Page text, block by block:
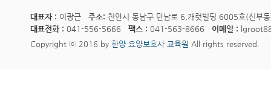
대표자 : 이광근 주소: 천안시 동남구 만남로 6,캐럿빌딩 6005호(신부
대표전화 : 041-556-5666 팩스 : 041-563-8666 이메일 :
Copyright ⓒ 2016 by 한양 요양보호사 교육원 All rights reserved.